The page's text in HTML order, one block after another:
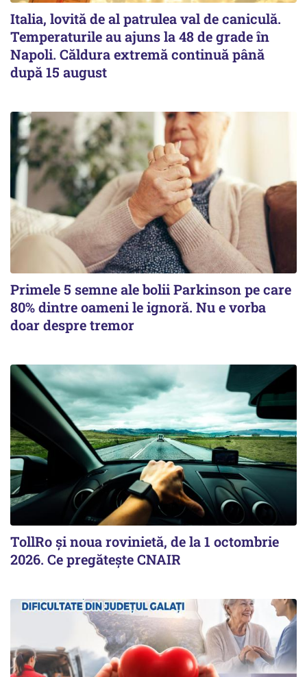
Italia, lovită de al patrulea val de caniculă.
Temperaturile au ajuns la 48 de grade în
Napoli. Căldura extremă continuă până
după 15 august
Primele 5 semne ale bolii Parkinson pe care
80% dintre oameni le ignoră. Nu e vorba
doar despre tremor
TollRo şi noua rovinietă, de la 1 octombrie
2026. Ce pregăteşte CNAIR